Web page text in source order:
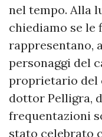
nel tempo. Alla
chiediamo se
rappresentano,
personaggi del
proprietario del
dottor Pelligra,
frequentazioni
stato celebrato